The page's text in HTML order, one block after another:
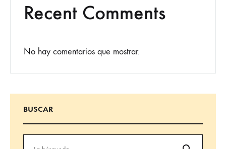
Recent Comments
No hay comentarios que mostrar.
BUSCAR